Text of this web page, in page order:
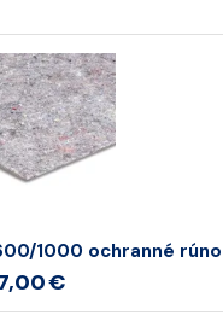
1000 ochranné rúno
€